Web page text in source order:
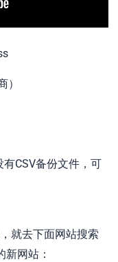
CSV备份文件，可
就去下面网站搜索
网站：